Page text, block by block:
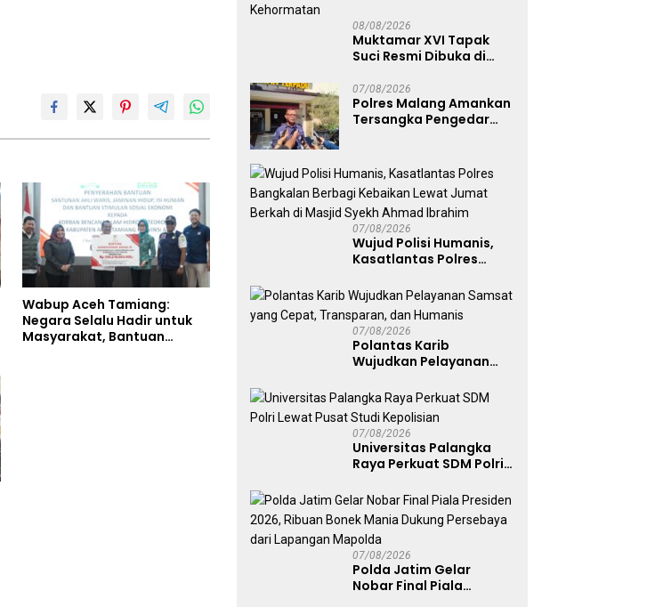
Wabup Aceh Tamiang:
Negara Selalu Hadir untuk
Masyarakat, Bantuan
08/08/2026
Muktamar XVI Tapak
Suci Resmi Dibuka di
Terima Anugerah
Anggota Kehormatan
07/08/2026
Polres Malang Amankan
Tersangka Pengedar
Ganja 131 Gram
07/08/2026
Wujud Polisi Humanis,
Kasatlantas Polres
Kebaikan Lewat Jumat
Berkah di Masjid Syekh
Ahmad Ibrahim
07/08/2026
Polantas Karib
Wujudkan Pelayanan
Transparan, dan
Humanis
07/08/2026
Universitas Palangka
Raya Perkuat SDM Polri
Kepolisian
07/08/2026
Polda Jatim Gelar
Nobar Final Piala